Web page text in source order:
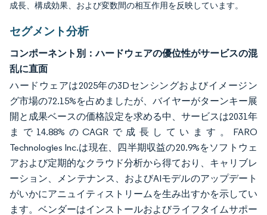
成長、構成効果、および変数間の相互作用を反映しています。
セグメント分析
コンポーネント別：ハードウェアの優位性がサービスの混
乱に直面
ハードウェアは2025年の3Dセンシングおよびイメージン
グ市場の72.15%を占めましたが、バイヤーがターンキー展
開と成果ベースの価格設定を求める中、サービスは2031年
まで14.88%のCAGRで成長しています。FARO
Technologies Inc.は現在、四半期収益の20.9%をソフトウェ
アおよび定期的なクラウド分析から得ており、キャリブレ
ーション、メンテナンス、およびAIモデルのアップデート
がいかにアニュイティストリームを生み出すかを示してい
ます。ベンダーはインストールおよびライフタイムサポー